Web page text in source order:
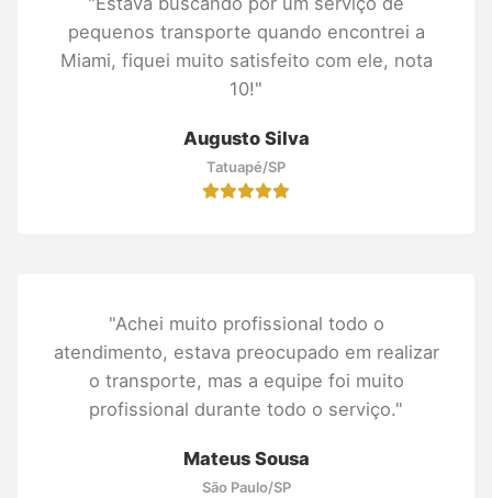
pequenos transporte quando encontrei a
Miami, fiquei muito satisfeito com ele, nota
10!"
Augusto Silva
Tatuapé/SP
"Achei muito profissional todo o
atendimento, estava preocupado em realizar
o transporte, mas a equipe foi muito
profissional durante todo o serviço."
Mateus Sousa
São Paulo/SP